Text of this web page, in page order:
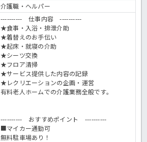
介護職・ヘルパー
---------- 仕事内容 ----------
★食事・入浴・排泄介助
★着替えのお手伝い
★起床・就寝の介助
★シーツ交換
★フロア清掃
★サービス提供した内容の記録
★レクリエーションの企画・運営
有料老人ホームでの介護業務全般です。
---------- おすすめポイント ----------
■マイカー通勤可
無料駐車場あり！